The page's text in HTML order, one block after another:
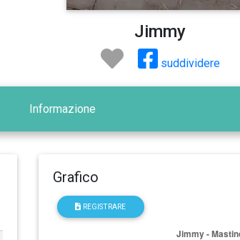
Jimmy
suddividere
Informazione
Grafico
REGISTRARE